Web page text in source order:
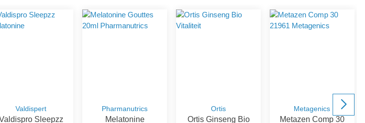
Valdispert
Sleepzz
Pharmanutrics
Melatonine
Ortis
Ortis Ginseng Bio
Metagenics
Metazen Comp 30